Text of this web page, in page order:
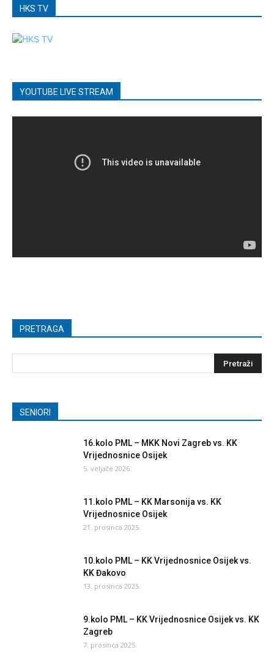
HKS TV
YOUTUBE LIVE STREAM
PRETRAGA
SENIORI
16.kolo PML – MKK Novi Zagreb vs. KK
Vrijednosnice Osijek
5. veljače 2026.
11.kolo PML – KK Marsonija vs. KK
Vrijednosnice Osijek
21. prosinca 2025.
10.kolo PML – KK Vrijednosnice Osijek vs.
KK Đakovo
13. prosinca 2025.
9.kolo PML – KK Vrijednosnice Osijek vs. KK
Zagreb
7. prosinca 2025.